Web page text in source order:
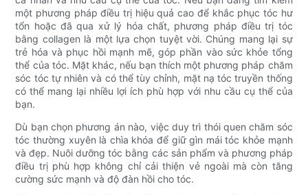
một phương pháp điều trị hiệu quả cao để khắc phục tóc hư
tổn hoặc đã qua xử lý hóa chất, phương pháp điều trị tóc
bằng collagen là một lựa chọn tuyệt vời. Chúng mang lại sự
trẻ hóa và phục hồi mạnh mẽ, góp phần vào sức khỏe tổng
thể của tóc. Mặt khác, nếu bạn thích một phương pháp chăm
sóc tóc tự nhiên và có thể tùy chỉnh, mặt nạ tóc truyền thống
có thể mang lại nhiều lợi ích phù hợp với nhu cầu cụ thể của
bạn.
Dù bạn chọn phương án nào, việc duy trì thói quen chăm sóc
tóc thường xuyên là chìa khóa để giữ gìn mái tóc khỏe mạnh
và đẹp. Nuôi dưỡng tóc bằng các sản phẩm và phương pháp
điều trị phù hợp không chỉ cải thiện vẻ ngoài mà còn tăng
cường sức mạnh và độ đàn hồi cho tóc.